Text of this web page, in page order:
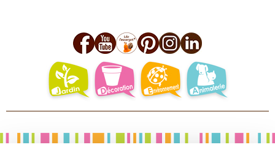
facebookyoutube
leo pinterestinstagram
linkedin
jardin deco environnementanimalerie